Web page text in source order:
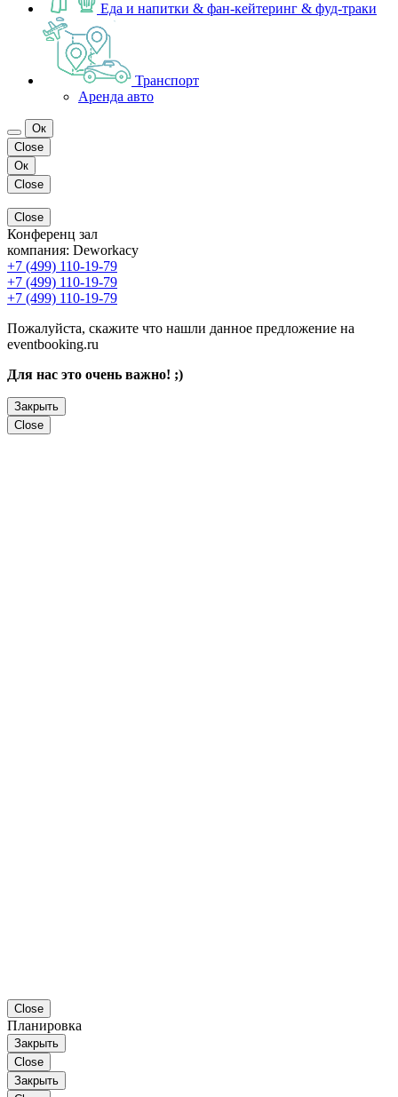
Еда и напитки & фан-кейтеринг & фуд-траки
Транспорт
Аренда авто
Ок
Close
Ок
Close
Close
Конференц зал
компания: Deworkacy
+7 (499) 110-19-79
+7 (499) 110-19-79
+7 (499) 110-19-79
Пожалуйста, скажите что нашли данное предложение на
eventbooking.ru
Для нас это очень важно! ;)
Закрыть
Close
Close
Планировка
Закрыть
Close
Закрыть